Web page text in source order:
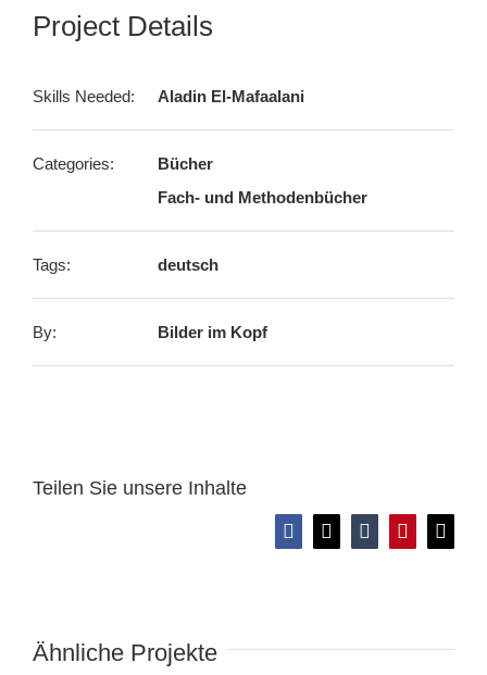
Project Details
Skills Needed: Aladin El-Mafaalani
Categories:
Bücher
Fach- und Methodenbücher
Tags: deutsch
By: Bilder im Kopf
Teilen Sie unsere Inhalte
Facebook
X TumblrPinterest
E-
Ähnliche ProjekteAnti-Rassismus für